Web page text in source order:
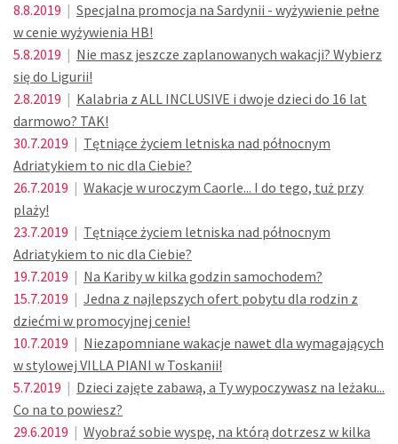
8.8.2019 | Specjalna promocja na Sardynii - wyżywienie pełne
w cenie wyżywienia HB!
5.8.2019 | Nie masz jeszcze zaplanowanych wakacji? Wybierz
się do Ligurii!
2.8.2019 | Kalabria z ALL INCLUSIVE i dwoje dzieci do 16 lat
darmowo? TAK!
30.7.2019 | Tętniące życiem letniska nad północnym
Adriatykiem to nic dla Ciebie?
26.7.2019 | Wakacje w uroczym Caorle... I do tego, tuż przy
plaży!
23.7.2019 | Tętniące życiem letniska nad północnym
Adriatykiem to nic dla Ciebie?
19.7.2019 | Na Kariby w kilka godzin samochodem?
15.7.2019 | Jedna z najlepszych ofert pobytu dla rodzin z
dziećmi w promocyjnej cenie!
10.7.2019 | Niezapomniane wakacje nawet dla wymagających
w stylowej VILLA PIANI w Toskanii!
5.7.2019 | Dzieci zajęte zabawą, a Ty wypoczywasz na leżaku...
Co na to powiesz?
29.6.2019 | Wyobraź sobie wyspę, na którą dotrzesz w kilka